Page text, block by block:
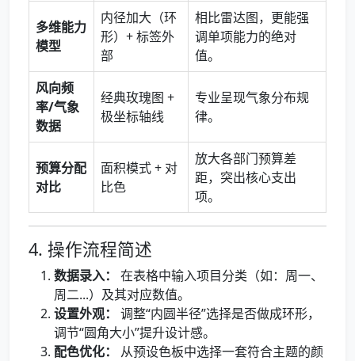
多维能力
模型
内径加大（环
形）+ 标签外
部
相比雷达图，更能强
调单项能力的绝对
值。
风向频
率/气象
数据
经典玫瑰图 +
极坐标轴线
专业呈现气象分布规
律。
预算分配
对比
面积模式 + 对
比色
放大各部门预算差
距，突出核心支出
项。
4. 操作流程简述
数据录入：
在表格中输入项目分类（如：周一、
周二...）及其对应数值。
设置外观：
调整“内圆半径”选择是否做成环形，
调节“圆角大小”提升设计感。
配色优化：
从预设色板中选择一套符合主题的颜